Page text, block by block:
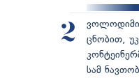
2
ცნობით,
სამ